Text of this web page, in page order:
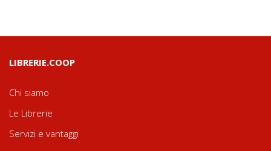
LIBRERIE.COOP
Chi siamo
Le Librerie
Servizi e vantaggi